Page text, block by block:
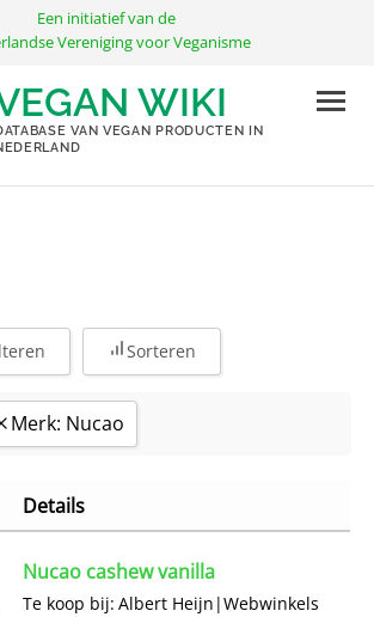
Een initiatief van de
Vereniging voor Veganisme
WIKI
VAN VEGAN PRODUCTEN IN
Sorteren
Merk: Nucao
Details
Nucao cashew vanilla
Te koop bij: Albert Heijn |Webwinkels